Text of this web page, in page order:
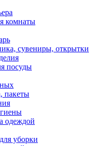
комнаты
сувениры, открытки
посуды
пакеты
одеждой
уборки